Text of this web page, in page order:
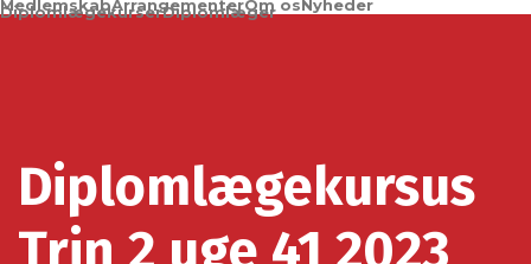
MedlemskabArrangementerOm os Nyheder
DiplomlægekurserDiplomlæger
Diplomlægekursus
Trin 2 uge 41 2023